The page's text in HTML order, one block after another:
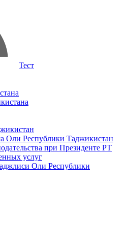
Тест
Республики Таджикистан
при Президенте РТ
услуг
Оли Республики